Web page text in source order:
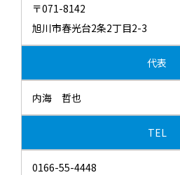
〒071-8142
旭川市春光台2条2丁目2-3
代表
内海 哲也
TEL
0166-55-4448